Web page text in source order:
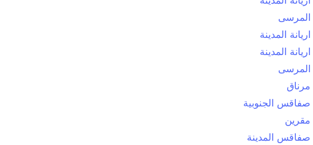
المرسى
اريانة المدينة
اريانة المدينة
المرسى
مرناق
صفاقس الجنوبية
مقرين
صفاقس المدينة